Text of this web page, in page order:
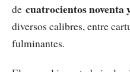
de cuatrocientos noventa
diversos calibres, entre
fulminantes.